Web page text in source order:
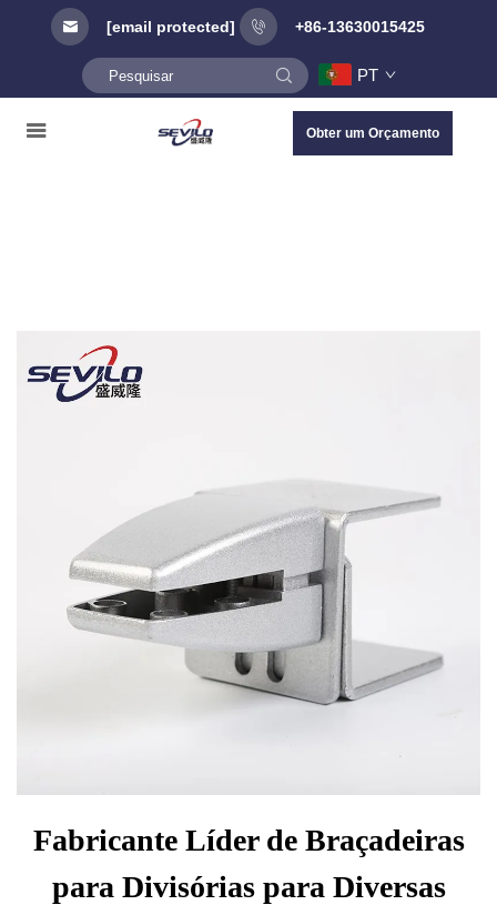
[email protected] +86-13630015425
PT
Obter um Orçamento
Fabricante Líder de Braçadeiras
para Divisórias para Diversas